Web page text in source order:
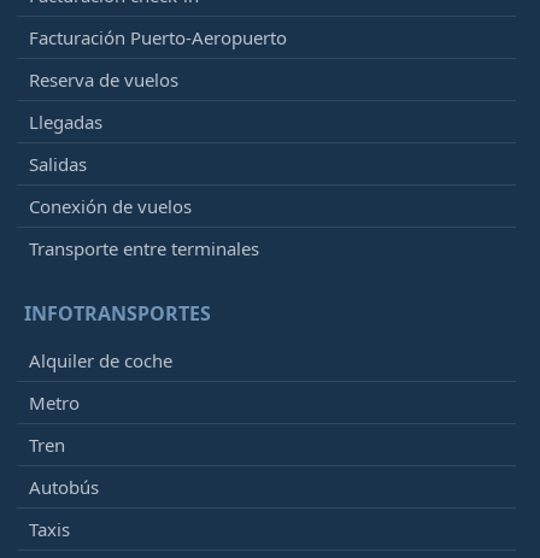
Facturación Puerto-Aeropuerto
Reserva de vuelos
Llegadas
Salidas
Conexión de vuelos
Transporte entre terminales
INFOTRANSPORTES
Alquiler de coche
Metro
Tren
Autobús
Taxis